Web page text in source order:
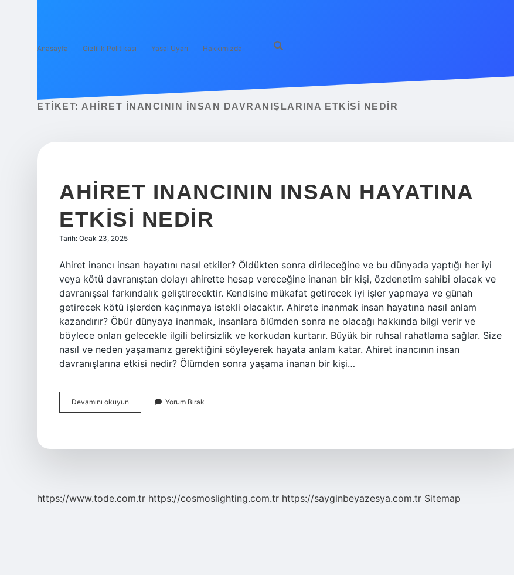
Anasayfa Gizlilik Politikası Yasal Uyarı Hakkımızda
ETIKET: AHIRET INANCININ INSAN DAVRANIŞLARINA ETKISI NEDIR
AHIRET INANCININ INSAN HAYATINA
ETKISI NEDIR
Tarih: Ocak 23, 2025
Ahiret inancı insan hayatını nasıl etkiler? Öldükten sonra dirileceğine ve bu dünyada yaptığı her iyi
veya kötü davranıştan dolayı ahirette hesap vereceğine inanan bir kişi, özdenetim sahibi olacak ve
davranışsal farkındalık geliştirecektir. Kendisine mükafat getirecek iyi işler yapmaya ve günah
getirecek kötü işlerden kaçınmaya istekli olacaktır. Ahirete inanmak insan hayatına nasıl anlam
kazandırır? Öbür dünyaya inanmak, insanlara ölümden sonra ne olacağı hakkında bilgi verir ve
böylece onları gelecekle ilgili belirsizlik ve korkudan kurtarır. Büyük bir ruhsal rahatlama sağlar. Size
nasıl ve neden yaşamanız gerektiğini söyleyerek hayata anlam katar. Ahiret inancının insan
davranışlarına etkisi nedir? Ölümden sonra yaşama inanan bir kişi…
Devamını okuyun
Inancının
Yorum Bırak
https://www.tode.com.tr https://cosmoslighting.com.tr https://sayginbeyazesya.com.tr Sitemap